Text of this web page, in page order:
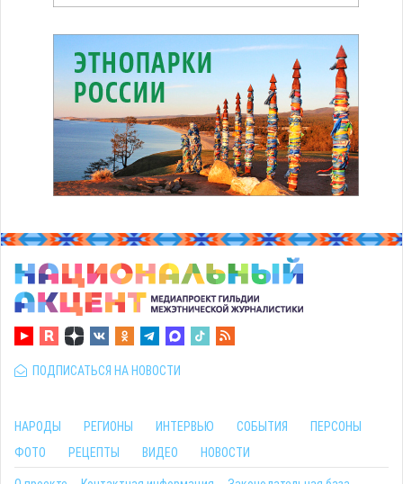
ПОДПИСАТЬСЯ НА НОВОСТИ
НАРОДЫ РЕГИОНЫ ИНТЕРВЬЮ СОБЫТИЯ
ПЕРСОНЫ
ФОТО
РЕЦЕПТЫ ВИДЕО НОВОСТИ